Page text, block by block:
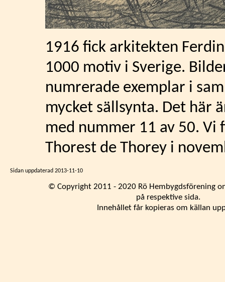
1916 fick arkitekten
1000 motiv i Sverige.
numrerade exemplar i
mycket sällsynta. Det här
med nummer 11 av 50. Vi
Thorest de Thorey i
Sidan uppdaterad 2013-11-10
© Copyright 2011 - 2020 Rö Hembygdsförening
på respektive sida.
Innehållet får kopieras om källan